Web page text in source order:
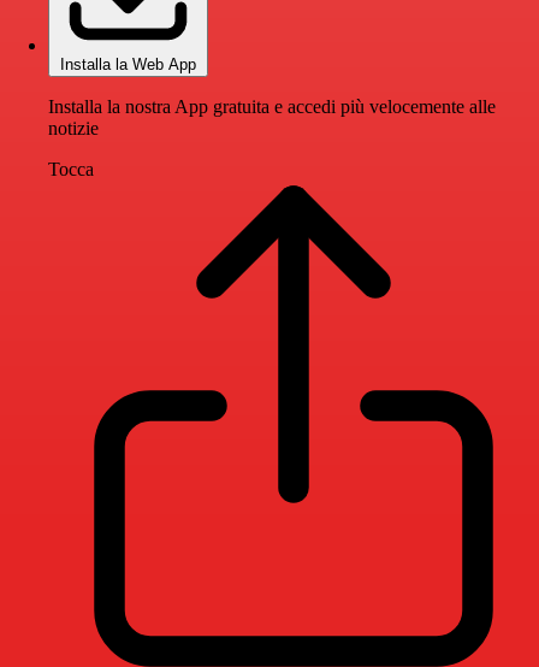
Installa la Web App
Installa la nostra App gratuita e accedi più velocemente alle
notizie
Tocca